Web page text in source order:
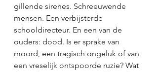
gillende sirenes. Schreeuwende
mensen. Een verbijsterde
schooldirecteur. En een van de
ouders: dood. Is er sprake van
moord, een tragisch ongeluk of van
een vreselijk ontspoorde ruzie? Wat